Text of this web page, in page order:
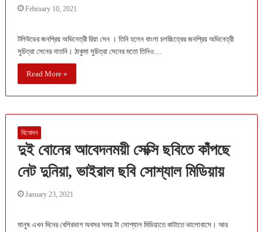
February 10, 2021
টলিউডের জনপ্রিয় অভিনেত্রী রিয়া সেন । তিনি হলেন বাংলা চলচ্চিত্রের জনপ্রিয় অভিনেত্রী
সুচিত্রা সেনের নাতনি। ঠাকুমা সুচিত্রা সেনের মতো তিনিও…
Read More »
বিনোদন
দুই বোনের আবেদনময়ী সেক্সি ছবিতে কাঁপছে
নেট দুনিয়া, ভাইরাল ছবি সোশ্যাল মিডিয়ায়
January 23, 2021
মানুষ এখন দিনের বেশিরভাগ অবসর সময় টা সোশ্যাল মিডিয়াতে কাটাতে ভালোবাসে। আর